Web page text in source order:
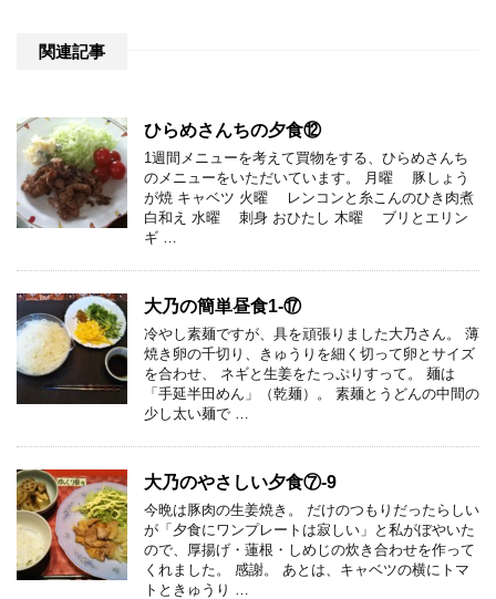
関連記事
ひらめさんちの夕食⑫
1週間メニューを考えて買物をする、ひらめさんち
のメニューをいただいています。 月曜 豚しょう
が焼 キャベツ 火曜 レンコンと糸こんのひき肉煮
白和え 水曜 刺身 おひたし 木曜 ブリとエリン
ギ …
大乃の簡単昼食1-⑰
冷やし素麺ですが、具を頑張りました大乃さん。 薄
焼き卵の千切り、きゅうりを細く切って卵とサイズ
を合わせ、 ネギと生姜をたっぷりすって。 麺は
「手延半田めん」（乾麺）。 素麺とうどんの中間の
少し太い麺で …
大乃のやさしい夕食⑦-9
今晩は豚肉の生姜焼き。 だけのつもりだったらしい
が「夕食にワンプレートは寂しい」と私がぼやいた
ので、厚揚げ・蓮根・しめじの炊き合わせを作って
くれました。 感謝。 あとは、キャベツの横にトマ
トときゅうり …